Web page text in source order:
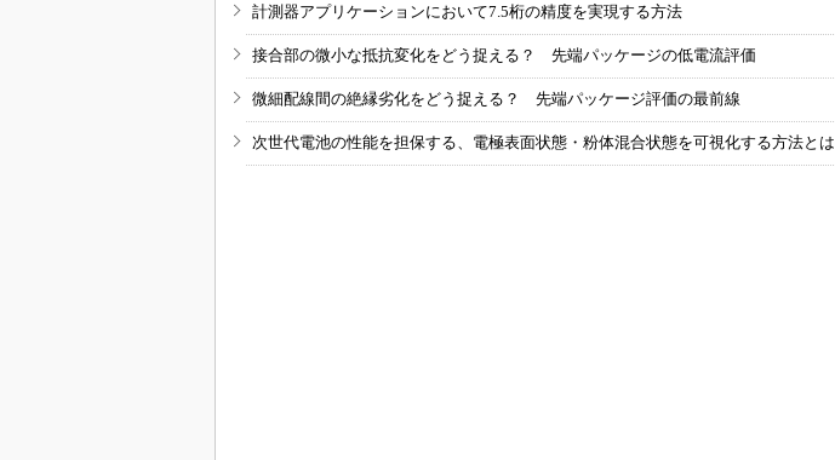
計測器アプリケーションにおいて7.5桁の精度を実現する方法
接合部の微小な抵抗変化をどう捉える？ 先端パッケージの低電流評価
微細配線間の絶縁劣化をどう捉える？ 先端パッケージ評価の最前線
次世代電池の性能を担保する、電極表面状態・粉体混合状態を可視化する方法とは